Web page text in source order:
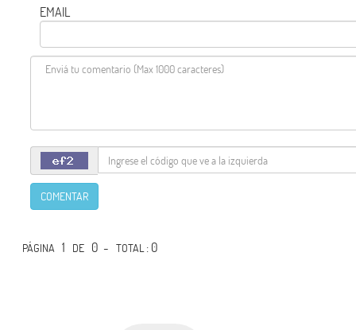
EMAIL
COMENTAR
PÁGINA 1 DE 0 -TOTAL: 0